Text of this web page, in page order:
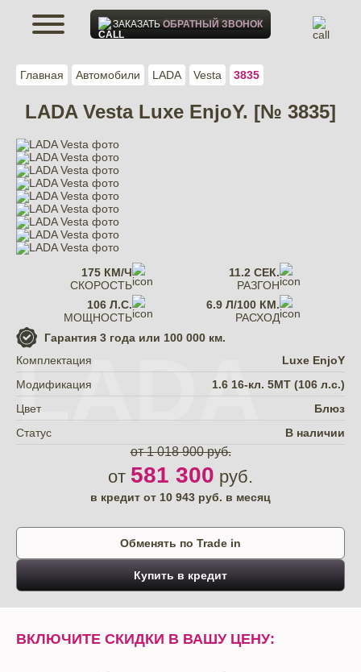
Главная Автомобили LADA Vesta 3835
LADA Vesta Luxe EnjoY. [№ 3835]
LADA
Гарантия 3 года или 100 000 км.
Комплектация
Luxe EnjoY
Модификация
1.6 16-кл. 5МТ (106 л.с.)
Цвет
Блюз
Статус
В наличии
от 1 018 900 руб.
от 581 300 руб.
в кредит от 10 943 руб. в месяц
175 КМ/Ч
СКОРОСТЬ
11.2 СЕК.
РАЗГОН
106 Л.С.
МОЩНОСТЬ
6.9 Л/100 КМ.
РАСХОД
Обменять по Trade in
Купить в кредит
ВКЛЮЧИТЕ СКИДКИ В ВАШУ ЦЕНУ:
ЗАКАЗАТЬОБРАТНЫЙ ЗВОНОК